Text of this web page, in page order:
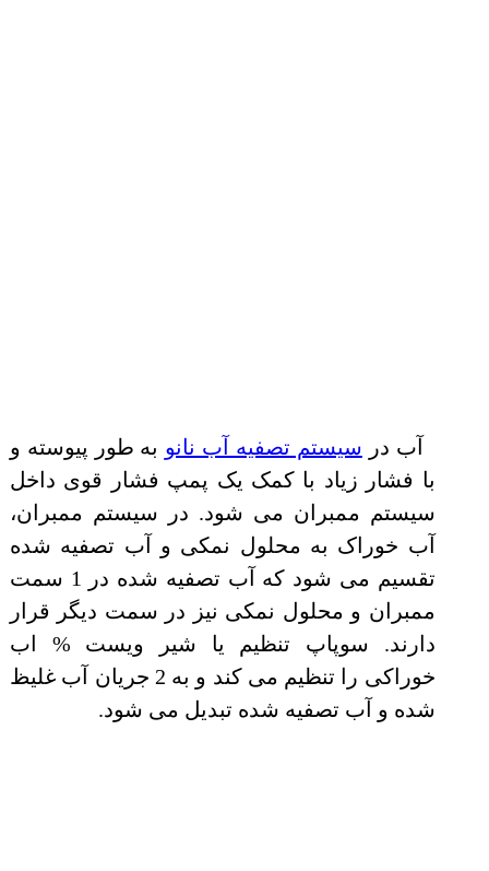
آب در سیستم تصفیه آب نانو به طور پیوسته و
با فشار زیاد با کمک یک پمپ فشار قوی داخل
سیستم ممبران می شود. در سیستم ممبران،
آب خوراک به محلول نمکی و آب تصفیه شده
تقسیم می شود که آب تصفیه شده در 1 سمت
ممبران و محلول نمکی نیز در سمت دیگر قرار
دارند. سوپاپ تنظیم یا شیر ویست % اب
خوراکی را تنظیم می کند و به 2 جریان آب غلیظ
شده و آب تصفیه شده تبدیل می شود.